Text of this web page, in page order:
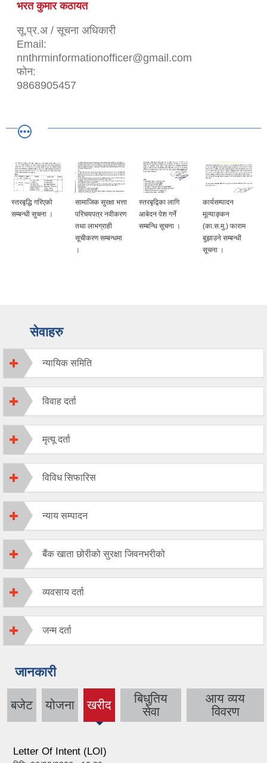
भरत कुमार कठायत
सू.प्र.अ / सूचना अधिकारी
Email:
nnthrminformationofficer@gmail.com
फोन:
9868905457
स्तरबृद्धि गरिएको
सम्बन्धी सुचना ।
सामाजिक सुरक्षा भत्ता
परिचयपत्र नवीकरण
तथा लाभग्राही
सूचीकरण सम्बन्धमा
।
स्तरबृद्विका लागि
आबेदन पेश गर्ने
सम्बन्धि सूचना ।
कार्यसम्पादन
मूल्याङ्कन
(का.स.मु.) फाराम
बुझाउने सम्बन्धी
सूचना ।
सेवाहरु
न्यायिक समिति
विवाह दर्ता
मृत्यू दर्ता
विविध सिफारिस
न्याय सम्पादन
बैंक खाता छोरीको सुरक्षा जिवनभरीको
व्यवसाय दर्ता
जन्म दर्ता
जानकारी
बजेट योजना खरीद
(active
tab)
बिधुतिय
सेवा
आय व्यय
विवरण
Letter Of Intent (LOI)